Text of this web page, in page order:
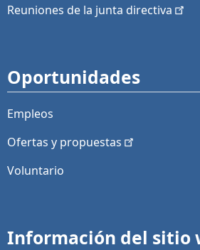
Reuniones de la junta directiva
Oportunidades
Empleos
Ofertas y propuestas
Voluntario
Información del sitio